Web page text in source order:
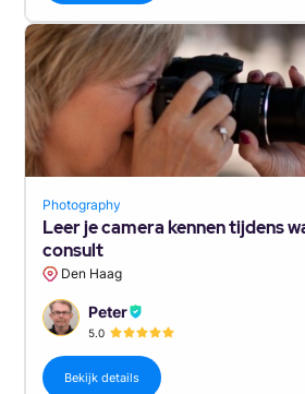
Photography
Leer je camera kennen tijdens
consult
Den Haag
Peter
5.0
Bekijk details